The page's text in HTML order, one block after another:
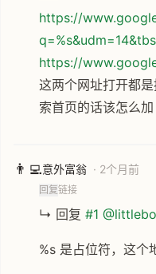
https://
https://
这两个网址打开都
索首页的话该怎么加
👨‍💻意外富翁 · 2个月前
回复链接
↳ 回复 #1
%s 是占位符，这个